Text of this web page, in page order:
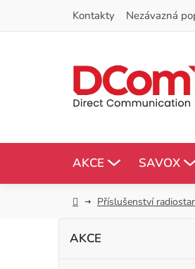
Kontakty Nezávazná
AKCE SAVOX
DomůPříslušenství
P
kategorie
AKCE